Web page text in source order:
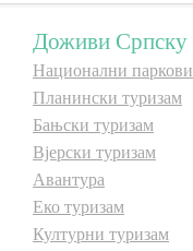
Доживи Српску
Национални паркови
Планински туризам
Бањски туризам
Вјерски туризам
Авантура
Еко туризам
Културни туризам